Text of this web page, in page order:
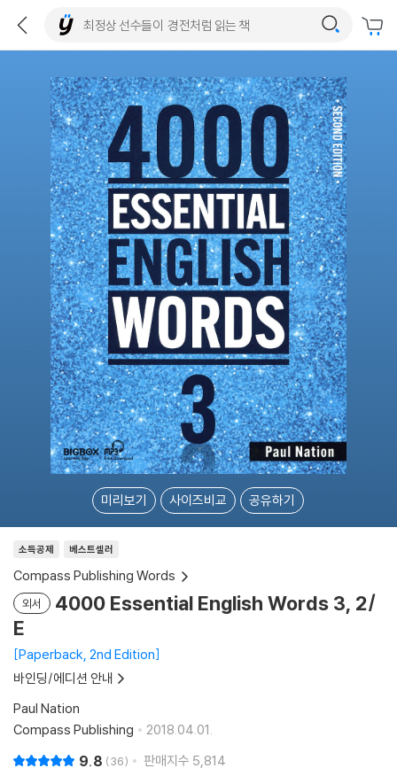
미리보기 사이즈비교 공유하기
소득공제 베스트셀러
Compass Publishing Words
외서
4000 Essential English Words 3, 2/
E
Paperback, 2nd Edition
바인딩/에디션 안내
Paul Nation
Compass Publishing
2018.04.01.
9.8 36 판매지수 5,814